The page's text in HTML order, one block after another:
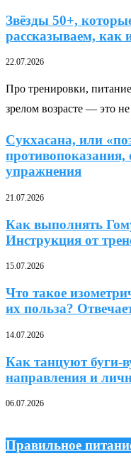
Звёзды 50+,
рассказываем, как
22.07.2026
Про тренировки,
зрелом возрасте — это
Сукхасана, или
противопоказания,
упражнения
21.07.2026
Как выполнять
Инструкция от
15.07.2026
Что такое
их польза?
14.07.2026
Как танцуют буги-
направления и
06.07.2026
Правильное